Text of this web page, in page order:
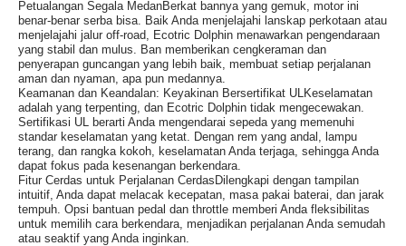
Petualangan Segala MedanBerkat bannya yang gemuk, motor ini
benar-benar serba bisa. Baik Anda menjelajahi lanskap perkotaan atau
menjelajahi jalur off-road, Ecotric Dolphin menawarkan pengendaraan
yang stabil dan mulus. Ban memberikan cengkeraman dan
penyerapan guncangan yang lebih baik, membuat setiap perjalanan
aman dan nyaman, apa pun medannya.
Keamanan dan Keandalan: Keyakinan Bersertifikat ULKeselamatan
adalah yang terpenting, dan Ecotric Dolphin tidak mengecewakan.
Sertifikasi UL berarti Anda mengendarai sepeda yang memenuhi
standar keselamatan yang ketat. Dengan rem yang andal, lampu
terang, dan rangka kokoh, keselamatan Anda terjaga, sehingga Anda
dapat fokus pada kesenangan berkendara.
Fitur Cerdas untuk Perjalanan CerdasDilengkapi dengan tampilan
intuitif, Anda dapat melacak kecepatan, masa pakai baterai, dan jarak
tempuh. Opsi bantuan pedal dan throttle memberi Anda fleksibilitas
untuk memilih cara berkendara, menjadikan perjalanan Anda semudah
atau seaktif yang Anda inginkan.